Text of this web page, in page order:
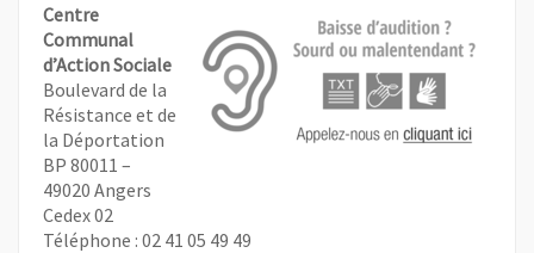
Centre
Communal
d’Action Sociale
Boulevard de la
Résistance et de
la Déportation
BP 80011 –
49020 Angers
Cedex 02
Téléphone : 02 41 05 49 49